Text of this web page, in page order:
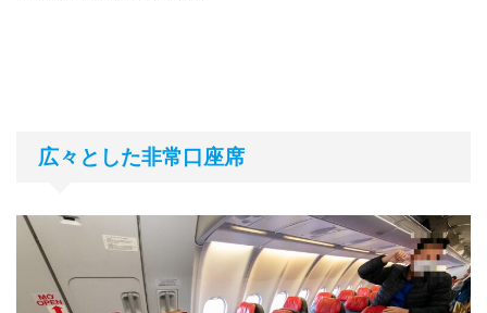
広々とした非常口座席